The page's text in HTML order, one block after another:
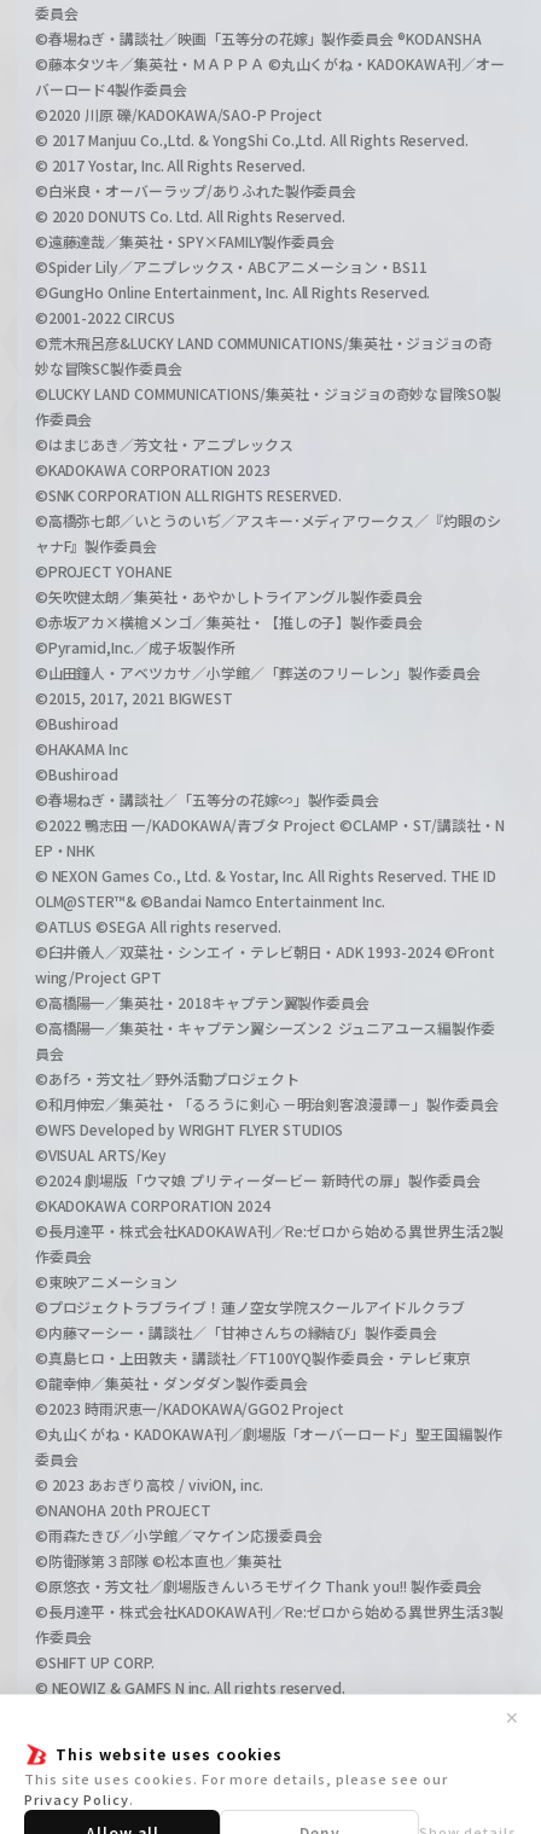
This website uses cookies
This site uses cookies. For more details, please see our
Privacy Policy.
✕
委員会
©春場ねぎ・講談社／映画「五等分の花嫁」製作委員会 ®KODANSHA
©藤本タツキ／集英社・ＭＡＰＰＡ ©丸山くがね・KADOKAWA刊／オー
バーロード4製作委員会
©2020 川原 礫/KADOKAWA/SAO-P Project
© 2017 Manjuu Co.,Ltd. & YongShi Co.,Ltd. All Rights Reserved.
© 2017 Yostar, Inc. All Rights Reserved.
©白米良・オーバーラップ/ありふれた製作委員会
© 2020 DONUTS Co. Ltd. All Rights Reserved.
©遠藤達哉／集英社・SPY×FAMILY製作委員会
©Spider Lily／アニプレックス・ABCアニメーション・BS11
©GungHo Online Entertainment, Inc. All Rights Reserved.
©2001-2022 CIRCUS
©荒木飛呂彦&LUCKY LAND COMMUNICATIONS/集英社・ジョジョの奇
妙な冒険SC製作委員会
©LUCKY LAND COMMUNICATIONS/集英社・ジョジョの奇妙な冒険SO製
作委員会
©はまじあき／芳文社・アニプレックス
©KADOKAWA CORPORATION 2023
©SNK CORPORATION ALL RIGHTS RESERVED.
©高橋弥七郎／いとうのいぢ／アスキー･メディアワークス／『灼眼のシ
ャナF』製作委員会
©PROJECT YOHANE
©矢吹健太朗／集英社・あやかしトライアングル製作委員会
©赤坂アカ×横槍メンゴ／集英社・【推しの子】製作委員会
©Pyramid,Inc.／成子坂製作所
©山田鐘人・アベツカサ／小学館／「葬送のフリーレン」製作委員会
©2015, 2017, 2021 BIGWEST
©Bushiroad
©HAKAMA Inc
©Bushiroad
©春場ねぎ・講談社／「五等分の花嫁∽」製作委員会
©2022 鴨志田 一/KADOKAWA/青ブタ Project ©CLAMP・ST/講談社・N
EP・NHK
© NEXON Games Co., Ltd. & Yostar, Inc. All Rights Reserved. THE ID
OLM@STER™& ©Bandai Namco Entertainment Inc.
©ATLUS ©SEGA All rights reserved.
©臼井儀人／双葉社・シンエイ・テレビ朝日・ADK 1993-2024 ©Front
wing/Project GPT
©高橋陽一／集英社・2018キャプテン翼製作委員会
©高橋陽一／集英社・キャプテン翼シーズン２ ジュニアユース編製作委
員会
©あfろ・芳文社／野外活動プロジェクト
©和月伸宏／集英社・「るろうに剣心 －明治剣客浪漫譚－」製作委員会
©WFS Developed by WRIGHT FLYER STUDIOS
©VISUAL ARTS/Key
©2024 劇場版「ウマ娘 プリティーダービー 新時代の扉」製作委員会
©KADOKAWA CORPORATION 2024
©長月達平・株式会社KADOKAWA刊／Re:ゼロから始める異世界生活2製
作委員会
©東映アニメーション
©プロジェクトラブライブ！蓮ノ空女学院スクールアイドルクラブ
©内藤マーシー・講談社／「甘神さんちの縁結び」製作委員会
©真島ヒロ・上田敦夫・講談社／FT100YQ製作委員会・テレビ東京
©龍幸伸／集英社・ダンダダン製作委員会
©2023 時雨沢恵一/KADOKAWA/GGO2 Project
©丸山くがね・KADOKAWA刊／劇場版「オーバーロード」聖王国編製作
委員会
© 2023 あおぎり高校 / viviON, inc.
©NANOHA 20th PROJECT
©雨森たきび／小学館／マケイン応援委員会
©防衛隊第３部隊 ©松本直也／集英社
©原悠衣・芳文社／劇場版きんいろモザイク Thank you!! 製作委員会
©長月達平・株式会社KADOKAWA刊／Re:ゼロから始める異世界生活3製
作委員会
©SHIFT UP CORP.
© NEOWIZ & GAMFS N inc. All rights reserved.
©GIRLS und PANZER Film Projekt
©GIRLS und PANZER Finale Projekt